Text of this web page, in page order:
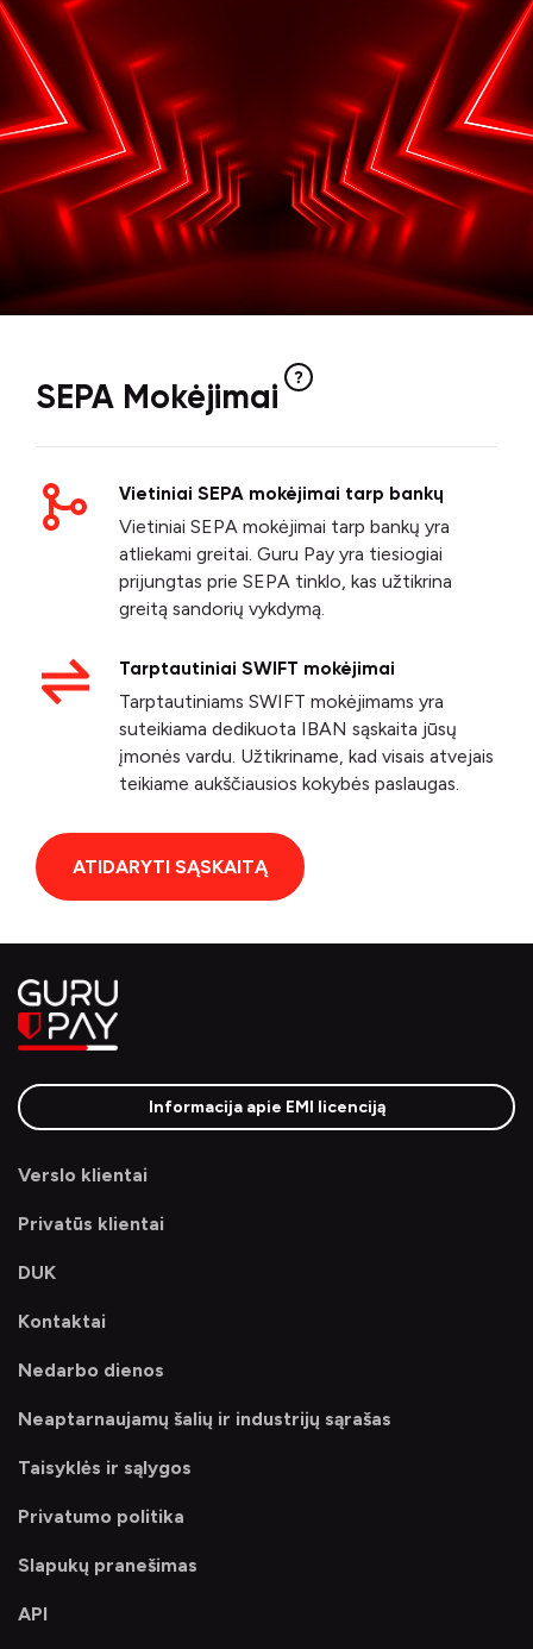
SEPA Mokėjimai
Vietiniai SEPA mokėjimai tarp bankų
Vietiniai SEPA mokėjimai tarp bankų yra
atliekami greitai. Guru Pay yra tiesiogiai
prijungtas prie SEPA tinklo, kas užtikrina
greitą sandorių vykdymą.
Tarptautiniai SWIFT mokėjimai
Tarptautiniams SWIFT mokėjimams yra
suteikiama dedikuota IBAN sąskaita jūsų
įmonės vardu. Užtikriname, kad visais atvejais
teikiame aukščiausios kokybės paslaugas.
ATIDARYTI SĄSKAITĄ
Informacija apie EMI licenciją
Verslo klientai
Privatūs klientai
DUK
Kontaktai
Nedarbo dienos
Neaptarnaujamų šalių ir industrijų sąrašas
Taisyklės ir sąlygos
Privatumo politika
Slapukų pranešimas
API